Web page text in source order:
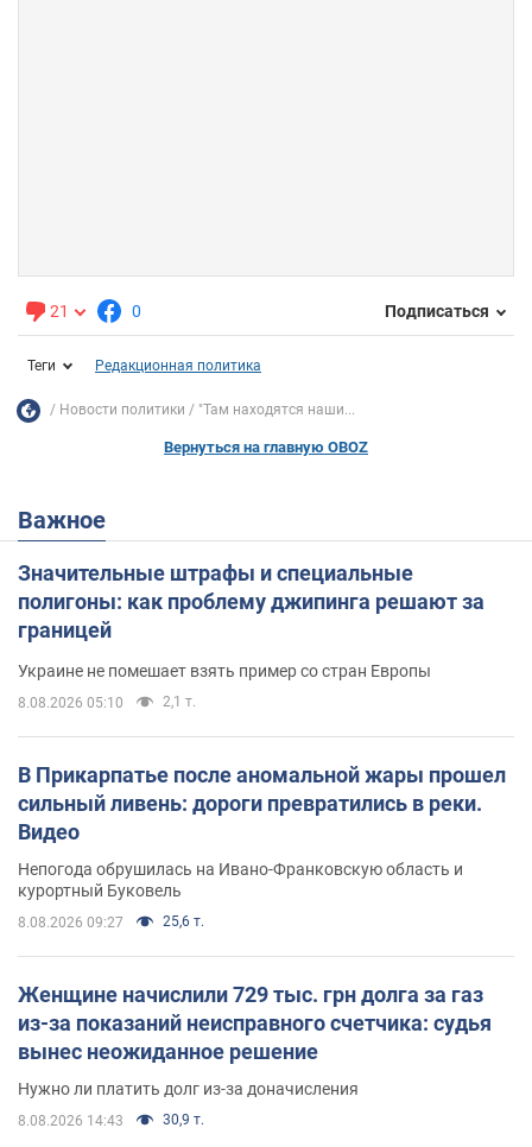
21 0 Подписаться
Теги Редакционная политика
Новости политики "Там находятся наши...
Вернуться на главную OBOZ
Важное
Значительные штрафы и специальные
полигоны: как проблему джипинга решают за
границей
Украине не помешает взять пример со стран Европы
8.08.2026 05:10 2,1 т.
В Прикарпатье после аномальной жары прошел
сильный ливень: дороги превратились в реки.
Видео
Непогода обрушилась на Ивано-Франковскую область и
курортный Буковель
8.08.2026 09:27 25,6 т.
Женщине начислили 729 тыс. грн долга за газ
из-за показаний неисправного счетчика: судья
вынес неожиданное решение
Нужно ли платить долг из-за доначисления
8.08.2026 14:43 30,9 т.